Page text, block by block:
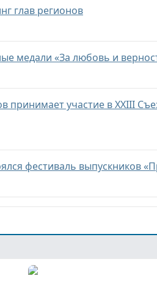
глав регионов
медали «За любовь и
принимает участие в XXIII
фестиваль выпускников